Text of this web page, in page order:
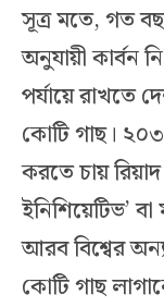
সূত্র মতে, গত
অনুযায়ী কার্বন
পর্যায়ে রাখতে
কোটি গাছ।
করতে চায়
ইনিশিয়েটিভ’
আরব বিশ্বের
কোটি গাছ